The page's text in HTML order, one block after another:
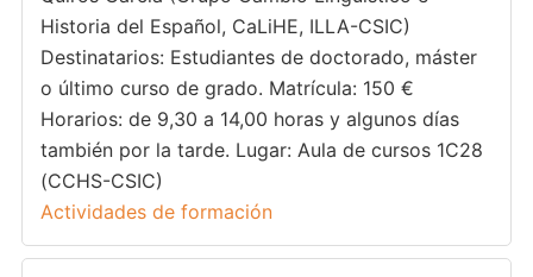
Historia del Español, CaLiHE, ILLA-CSIC)
Destinatarios: Estudiantes de doctorado, máster
o último curso de grado. Matrícula: 150 €
Horarios: de 9,30 a 14,00 horas y algunos días
también por la tarde. Lugar: Aula de cursos 1C28
(CCHS-CSIC)
Actividades de formación